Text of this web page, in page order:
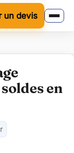
un devis
soldes en prêt-à-
en